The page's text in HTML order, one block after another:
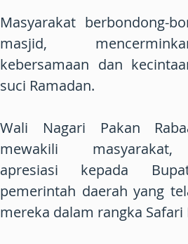
Masyarakat berbondong-
masjid,
kebersamaan dan
suci Ramadan.
Wali Nagari Pakan
mewakili masyarakat,
apresiasi kepada
pemerintah daerah yang
mereka dalam rangka Safari